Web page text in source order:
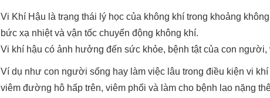
Vi Khí Hậu là trạng thái lý học của không khí trong khoảng
bức xạ nhiệt và vận tốc chuyển động không khí.
Vi khí hậu có ảnh hưởng đến sức khỏe, bệnh tật của con người,
Ví dụ như con người sống hay làm việc lâu trong điều kiện vi
viêm đường hô hấp trên, viêm phổi và làm cho bệnh lao nặng